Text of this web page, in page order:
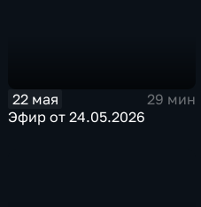
22 мая
29 мин
Эфир от 24.05.2026